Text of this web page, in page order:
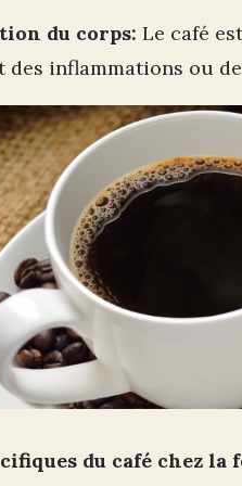
du corps: Le café
des inflammations ou
du café chez la